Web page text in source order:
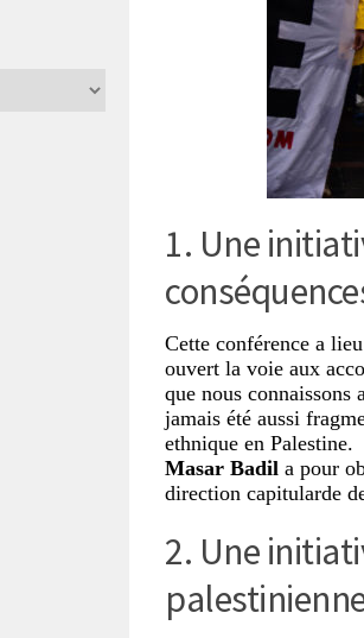
1. Une
Cette conférence a
ouvert la voie aux
que nous
jamais été aussi
ethnique en Palestine.
Masar Badil a pour
direction capitularde
2. Une